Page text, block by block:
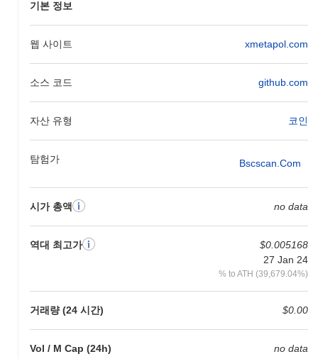
기본 정보
웹 사이트 xmetapol.com
소스 코드 github.com
자산 유형 코인
탐험가 Bscscan.com
시가 총액 no data
역대 최고가
$0.005168
27 Jan 24
% to ATH (39,679.04%)
거래량 (24 시간) $0.00
Vol / M Cap (24h) no data